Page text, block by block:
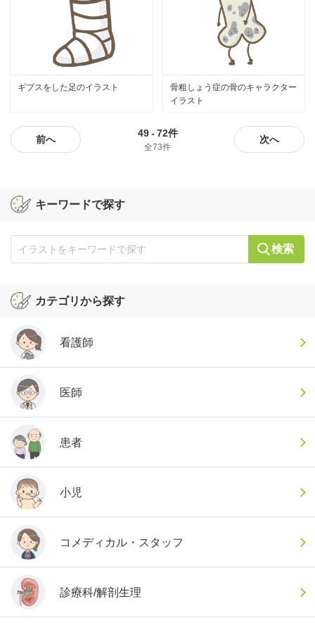
ギプスをした足のイラスト
骨粗しょう症の骨のキャラクター
イラスト
前へ 次へ
49 - 72件
全73件
キーワードで探す
検索
カテゴリから探す
看護師
医師
患者
小児
コメディカル・スタッフ
診療科/解剖生理